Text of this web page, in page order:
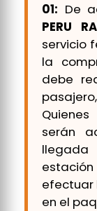
01: De
PERU
servicio
la
debe
serán
efectuar
en el